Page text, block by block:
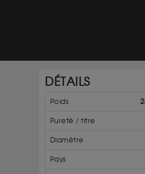
DÉTAILS
Poids
Pureté / titre
Diamètre
Pays